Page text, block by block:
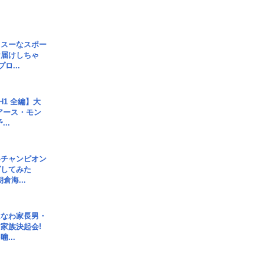
ーなスポー
けしちゃ
ロ...
全編】大
ース・モン
...
ャンピオン
てみた
倉海...
わ家長男・
族決起会!
...